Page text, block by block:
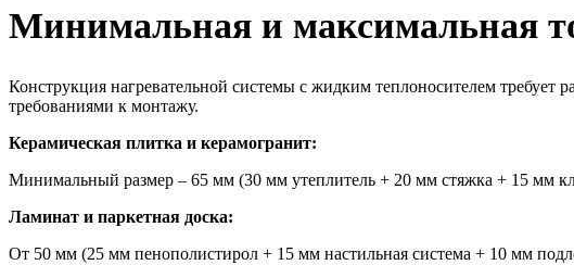
Минимальная и максимальная
Конструкция нагревательной системы с жидким теплоносителем
требованиями к монтажу.
Керамическая плитка и керамогранит:
Минимальный размер – 65 мм (30 мм утеплитель + 20 мм стяжка + 15 мм
Ламинат и паркетная доска:
От 50 мм (25 мм пенополистирол + 15 мм настильная система + 10 мм